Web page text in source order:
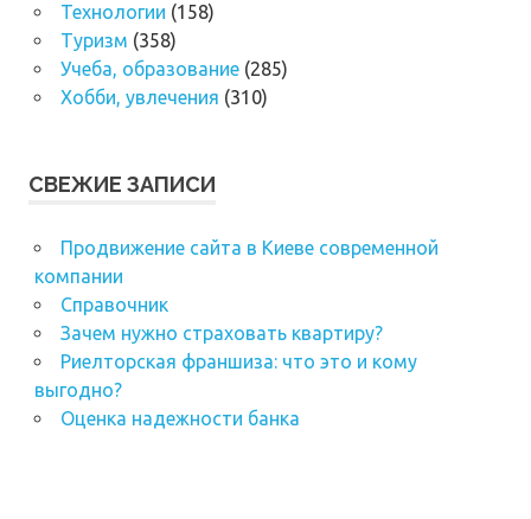
Технологии (158)
Туризм (358)
Учеба, образование(285)
Хобби, увлечения (310)
СВЕЖИЕ ЗАПИСИ
Продвижение сайта в Киеве современной
компании
Справочник
Зачем нужно страховать квартиру?
Риелторская франшиза: что это и кому
выгодно?
Оценка надежности банка